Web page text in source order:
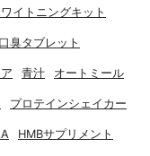
イトニングキット
口臭タブレット
青汁 オートミール
プロテインシェイカー
HMBサプリメント